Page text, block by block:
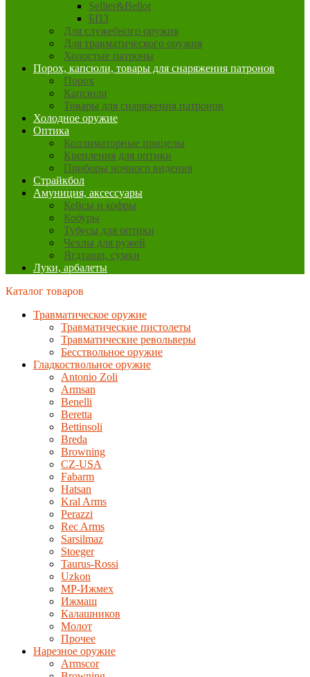
Sellier&Bellot
БПЗ
Для служебного оружия
Для травматического оружия
Холостые патроны
Порох, капсюли, товары для снаряжения патронов
Порох
Капсюли
Товары для снаряжения патронов
Холодное оружие
Оптика
Коллиматорные прицелы
Крепления для оптики
Приборы ночного видения
Страйкбол
Амуниция, аксессуары
Кейсы и кофры
Кобуры
Тубусы для оптики
Чехлы для ружей
Ягдташи, сумки
Луки, арбалеты
Каталог товаров
Травматическое оружие
Травматические пистолеты
Травматические револьверы
Бесствольное оружие
Гладкоствольное оружие
Antonio Zoli
Armsan
Benelli
Beretta
Bettinsoli
Breda
Browning
CZ-USA
Fabarm
Hatsan
Kral Arms
Perazzi
Rec Arms
Sarsilmaz
Stoeger
Taurus-Rossi
Uzkon
MP-Ижмех
Ижмаш
Калашников
Молот
Прочее
Нарезное оружие
Armscor